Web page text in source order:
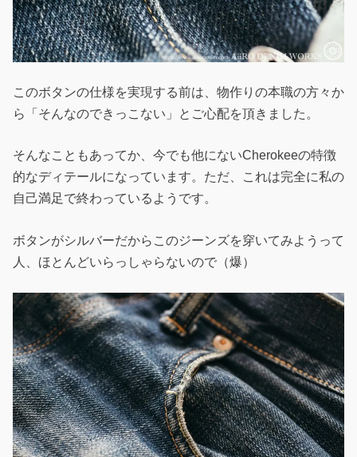
このボタンの仕様を実現する前は、物作りの本職の方々か
ら「そんなのできっこない」とご心配を頂きました。
そんなこともあってか、今でも他にないCherokeeの特徴
的なディテールになっています。ただ、これは完全に私の
自己満足で終わっているようです。
ボタンがシルバーだからこのジーンズを穿いてみようって
人、ほとんどいらっしゃらないので（爆）